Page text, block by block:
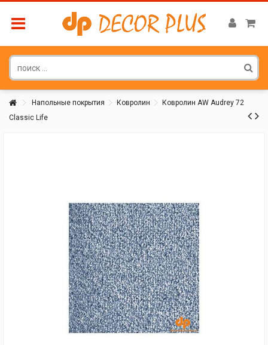
Напольные покрытия Ковролин
Ковролин AW Audrey 72
Classic Life